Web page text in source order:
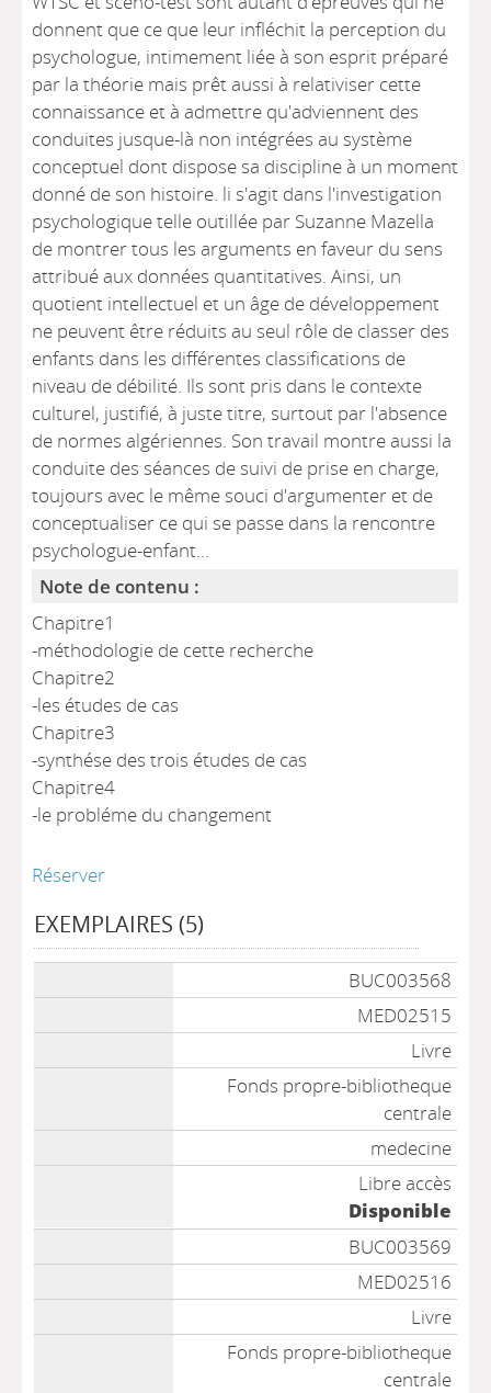
donnent que ce que leur infléchit la perception du
psychologue, intimement liée à son esprit préparé
par la théorie mais prêt aussi à relativiser cette
connaissance et à admettre qu'adviennent des
conduites jusque-là non intégrées au système
conceptuel dont dispose sa discipline à un moment
donné de son histoire. li s'agit dans l'investigation
psychologique telle outillée par Suzanne Mazella
de montrer tous les arguments en faveur du sens
attribué aux données quantitatives. Ainsi, un
quotient intellectuel et un âge de développement
ne peuvent être réduits au seul rôle de classer des
enfants dans les différentes classifications de
niveau de débilité. Ils sont pris dans le contexte
culturel, justifié, à juste titre, surtout par l'absence
de normes algériennes. Son travail montre aussi la
conduite des séances de suivi de prise en charge,
toujours avec le même souci d'argumenter et de
conceptualiser ce qui se passe dans la rencontre
psychologue-enfant...
Note de contenu :
Chapitre1
-méthodologie de cette recherche
Chapitre2
-les études de cas
Chapitre3
-synthése des trois études de cas
Chapitre4
-le probléme du changement
Réserver
EXEMPLAIRES (5)
BUC003568
MED02515
Livre
Fonds propre-bibliotheque
centrale
medecine
Libre accès
Disponible
BUC003569
MED02516
Livre
Fonds propre-bibliotheque
centrale